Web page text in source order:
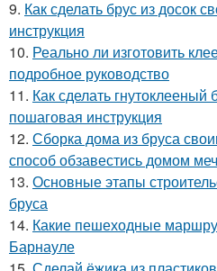
9. Как сделать брус из досок
инструкция
10. Реально ли изготовить
подробное руководство
11. Как сделать гнутоклееный
пошаговая инструкция
12. Сборка дома из бруса
способ обзавестись домом
13. Основные этапы
бруса
14. Какие пешеходные
Барнауле